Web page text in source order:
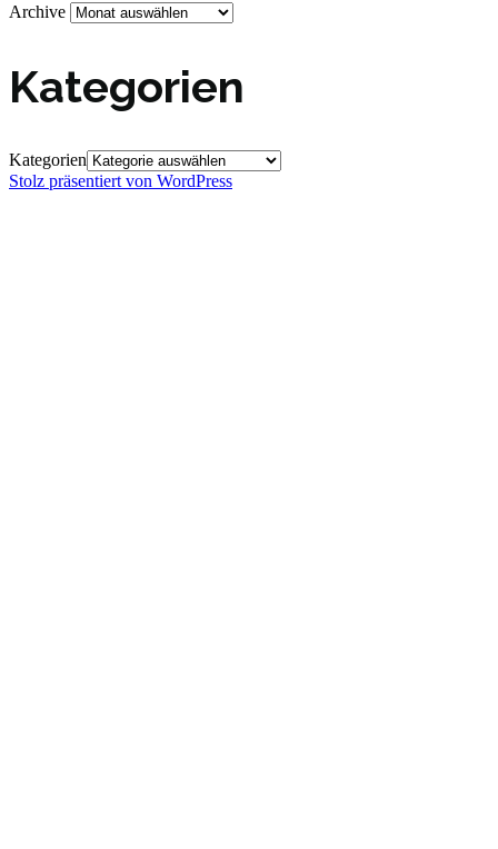
Archive
Kategorien
Kategorien
Stolz präsentiert von WordPress